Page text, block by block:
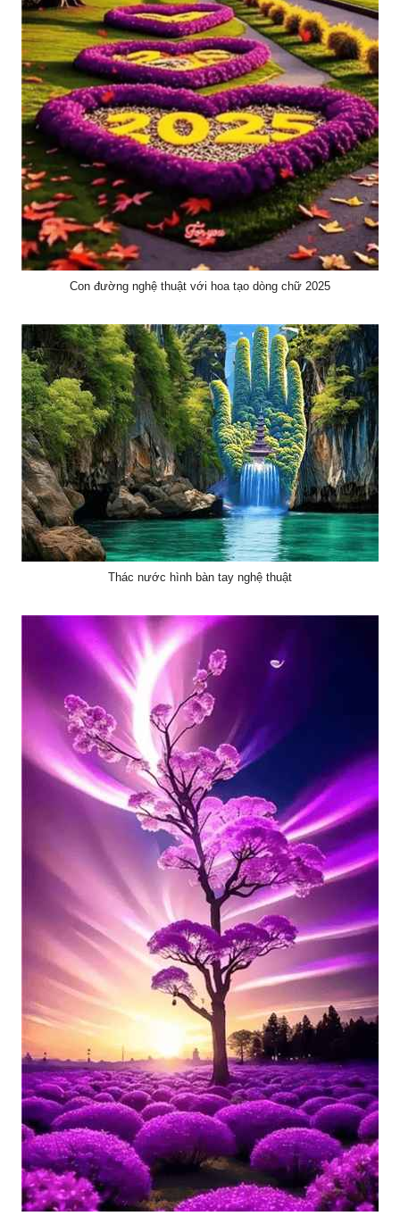
Con đường nghệ thuật với hoa tạo dòng chữ 2025
Thác nước hình bàn tay nghệ thuật